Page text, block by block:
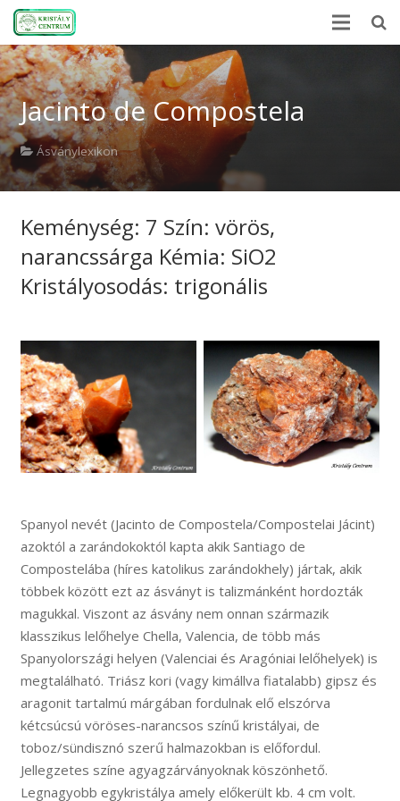
Kezdőlap
Ásványlexikon
Kristályerő
Hírek
A kövekről
Rólunk
Webshop
EN
Jacinto de Compostela
Ásványlexikon
Keménység: 7 Szín: vörös,
narancssárga Kémia: SiO2
Kristályosodás: trigonális
Spanyol nevét (Jacinto de Compostela/Compostelai Jácint)
azoktól a zarándokoktól kapta akik Santiago de
Compostelába (híres katolikus zarándokhely) jártak, akik
többek között ezt az ásványt is talizmánként hordozták
magukkal. Viszont az ásvány nem onnan származik
klasszikus lelőhelye Chella, Valencia, de több más
Spanyolországi helyen (Valenciai és Aragóniai lelőhelyek) is
megtalálható. Triász kori (vagy kimállva fiatalabb) gipsz és
aragonit tartalmú márgában fordulnak elő elszórva
kétcsúcsú vöröses-narancsos színű kristályai, de
toboz/sündisznó szerű halmazokban is előfordul.
Jellegzetes színe agyagzárványoknak köszönhető.
Legnagyobb egykristálya amely előkerült kb. 4 cm volt.